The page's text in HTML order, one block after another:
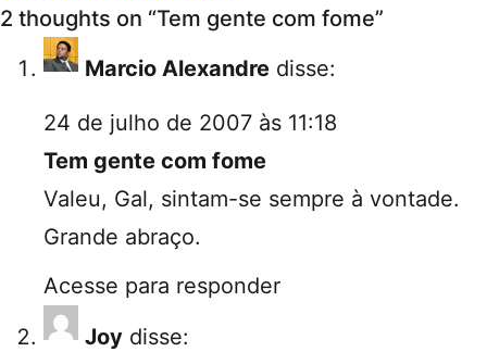
2 thoughts on “Tem gente com fome”
Marcio Alexandre disse:
24 de julho de 2007 às 11:18
Tem gente com fome
Valeu, Gal, sintam-se sempre à vontade.
Grande abraço.
Acesse para responder
Joy disse: